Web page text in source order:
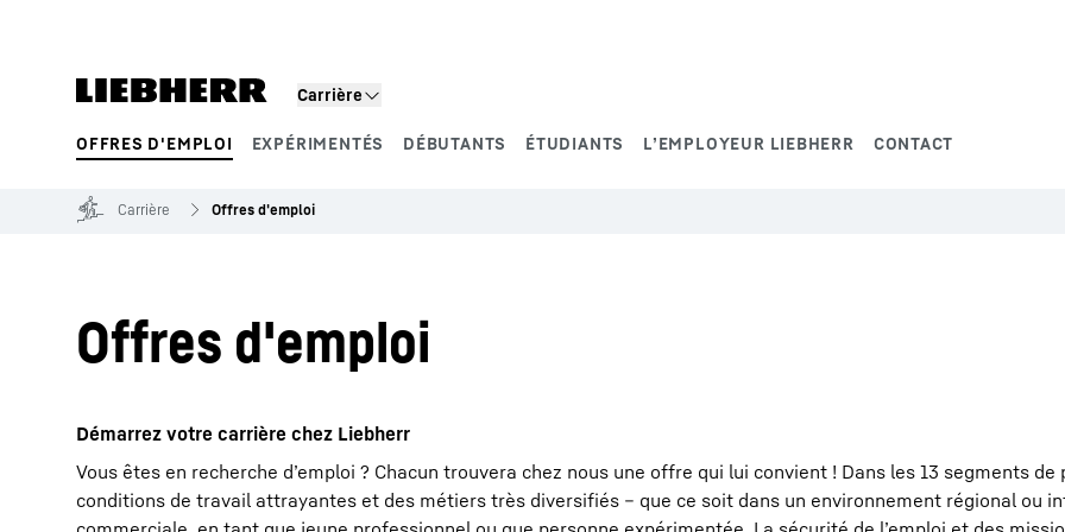
Carrière
OFFRES D'EMPLOI EXPÉRIMENTÉS DÉBUTANTS ÉTUDIANTS L’EMPLOYEUR LIEBHERR CONTACT
Segments de produits
Carrière Offres d'emploi
Offres d'emploi
Démarrez votre carrière chez Liebherr
Vous êtes en recherche d’emploi ? Chacun trouvera chez nous une offre qui lui convient ! Dans les 13 segments
conditions de travail attrayantes et des métiers très diversifiés – que ce soit dans un environnement régional ou